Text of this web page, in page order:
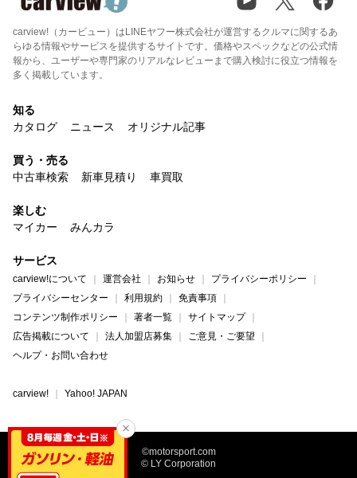
carview!（カービュー）はLINEヤフー株式会社が運営するクルマに関するあ
らゆる情報やサービスを提供するサイトです。価格やスペックなどの公式情
報から、ユーザーや専門家のリアルなレビューまで購入検討に役立つ情報を
多く掲載しています。
知る
カタログ
ニュース オリジナル記事
買う・売る
中古車検索
新車見積り 車買取
楽しむ
マイカー
みんカラ
サービス
carview!について 運営会社 お知らせ
プライバシーポリシー
プライバシーセンター
利用規約
免責事項
コンテンツ制作ポリシー
著者一覧
サイトマップ
広告掲載について
法人加盟店募集
ご意見・ご要望
ヘルプ・お問い合わせ
carview! Yahoo! JAPAN
©motorsport.com
© LY Corporation